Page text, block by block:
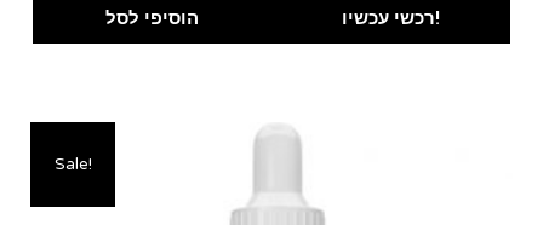
הוסיפי לסל רכשי עכשיו!
Sale!